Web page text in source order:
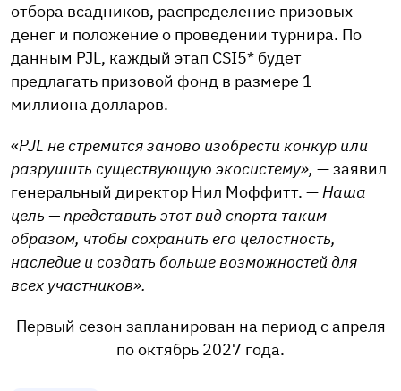
отбора всадников, распределение призовых
денег и положение о проведении турнира. По
данным PJL, каждый этап CSI5* будет
предлагать призовой фонд в размере 1
миллиона долларов.
«PJL не стремится заново изобрести конкур или
разрушить существующую экосистему», — заявил
генеральный директор Нил Моффитт. —Наша
цель — представить этот вид спорта таким
образом, чтобы сохранить его целостность,
наследие и создать больше возможностей для
всех участников».
Первый сезон запланирован на период с апреля
по октябрь 2027 года.